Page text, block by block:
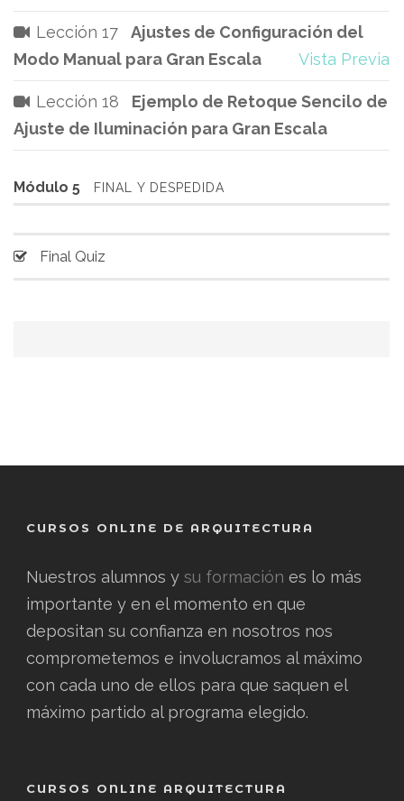
Lección 17
Ajustes de Configuración del
Modo Manual para Gran Escala
Vista Previa
Lección 18
Ejemplo de Retoque Sencilo de
Ajuste de Iluminación para Gran Escala
Módulo 5 FINAL Y DESPEDIDA
Final Quiz
CURSOS ONLINE DE ARQUITECTURA
Nuestros alumnos y su formación es lo más
importante y en el momento en que
depositan su confianza en nosotros nos
comprometemos e involucramos al máximo
con cada uno de ellos para que saquen el
máximo partido al programa elegido.
CURSOS ONLINE ARQUITECTURA